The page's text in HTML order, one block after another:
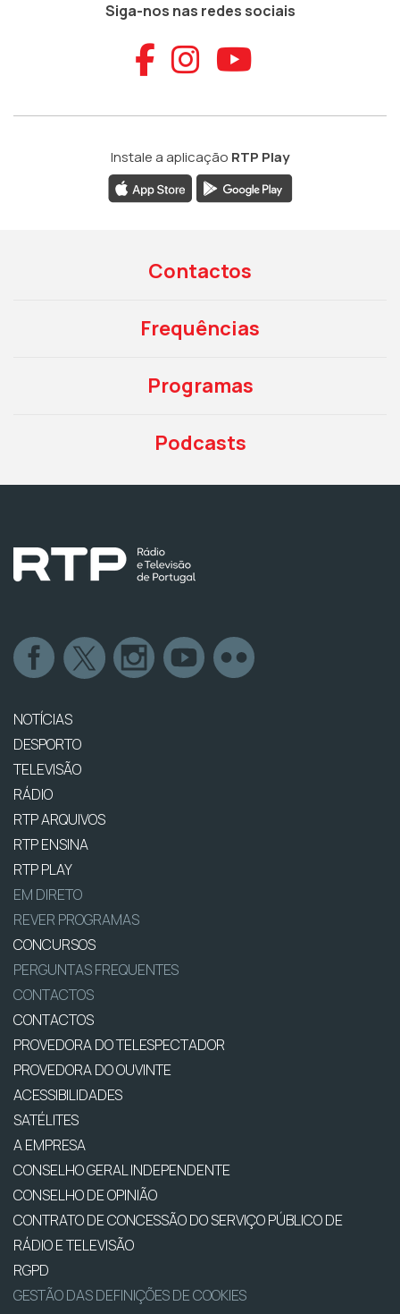
Siga-nos nas redes sociais
Aceder ao
Aceder ao
Aceder
Instale a aplicação RTP Play
Contactos
Frequências
Programas
Podcasts
NOTÍCIAS
DESPORTO
TELEVISÃO
RÁDIO
RTP ARQUIVOS
RTP ENSINA
RTP PLAY
EM DIRETO
REVER PROGRAMAS
CONCURSOS
PERGUNTAS FREQUENTES
CONTACTOS
CONTACTOS
PROVEDORA DO TELESPECTADOR
PROVEDORA DO OUVINTE
ACESSIBILIDADES
SATÉLITES
A EMPRESA
CONSELHO GERAL INDEPENDENTE
CONSELHO DE OPINIÃO
CONTRATO DE CONCESSÃO DO SERVIÇO PÚBLICO DE
RÁDIO E TELEVISÃO
RGPD
GESTÃO DAS DEFINIÇÕES DE COOKIES